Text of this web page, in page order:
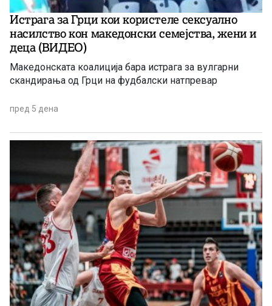
Истрага за Грци кои користеле сексуално
насилство кон македонски семејства, жени и
деца (ВИДЕО)
Македонската коалиција бара истрага за вулгарни
скандирања од Грци на фудбалски натпревар
пред 5 дена